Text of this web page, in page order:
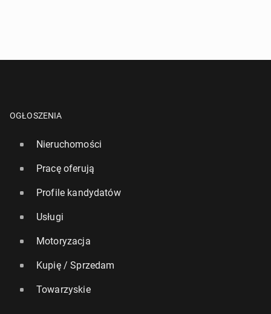
OGŁOSZENIA
Nieruchomości
Pracę oferują
Profile kandydatów
Usługi
Motoryzacja
Kupię / Sprzedam
Towarzyskie